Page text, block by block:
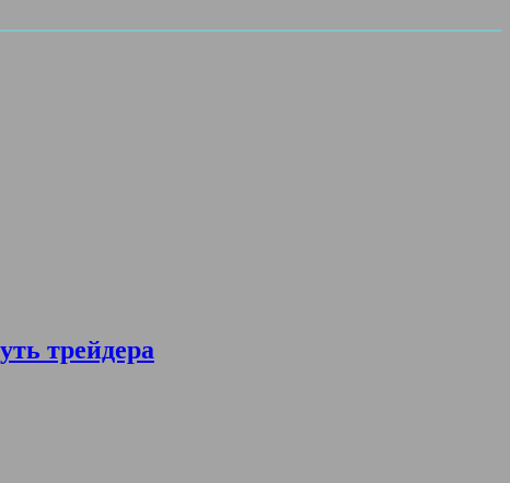
трейдера